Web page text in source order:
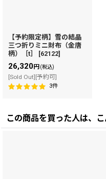
【予約限定柄】雪の結晶
三つ折りミニ財布（金唐
柄）［t］
[62122]
26,320円(税込)
[Sold Out][予約可]
3件
この商品を買った人は、